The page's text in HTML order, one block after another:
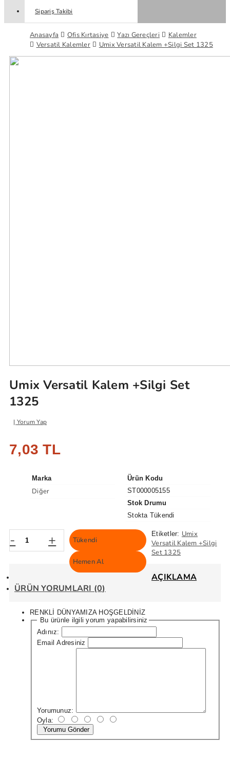
Sipariş Takibi
Anasayfa Ofis Kırtasiye Yazı Gereçleri
Kalemler
Versatil Kalemler
Umix Versatil Kalem +Silgi Set 1325
Umix Versatil Kalem +Silgi Set
1325
Yorum Yap
7,03 TL
Marka
Diğer
Ürün Kodu
ST000005155
Stok Drumu
Stokta Tükendi
- + Tükendi
Hemen Al
Etiketler: Umix
Versatil Kalem +Silgi
Set 1325
AÇIKLAMA
ÜRÜN YORUMLARI (0)
RENKLİ DÜNYAMIZA HOŞGELDİNİZ
Bu ürünle ilgili yorum yapabilirsiniz
Adınız:
Email Adresiniz
Yorumunuz:
Oyla:
Yorumu Gönder